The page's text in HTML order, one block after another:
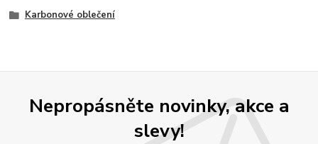
Karbonové oblečení
Nepropásněte novinky, akce a
slevy!